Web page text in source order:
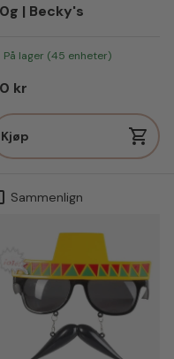
| Becky's
På lager (45 enheter)
pris
kr
Kjøp
Sammenlign